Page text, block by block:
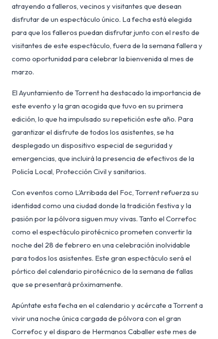
atrayendo a falleros, vecinos y visitantes que desean
disfrutar de un espectáculo único. La fecha está elegida
para que los falleros puedan disfrutar junto con el resto de
visitantes de este espectáculo, fuera de la semana fallera y
como oportunidad para celebrar la bienvenida al mes de
marzo.
El Ayuntamiento de Torrent ha destacado la importancia de
este evento y la gran acogida que tuvo en su primera
edición, lo que ha impulsado su repetición este año. Para
garantizar el disfrute de todos los asistentes, se ha
desplegado un dispositivo especial de seguridad y
emergencias, que incluirá la presencia de efectivos de la
Policía Local, Protección Civil y sanitarios.
Con eventos como L’Arribada del Foc, Torrent refuerza su
identidad como una ciudad donde la tradición festiva y la
pasión por la pólvora siguen muy vivas. Tanto el Correfoc
como el espectáculo pirotécnico prometen convertir la
noche del 28 de febrero en una celebración inolvidable
para todos los asistentes. Este gran espectáculo será el
pórtico del calendario pirotécnico de la semana de fallas
que se presentará próximamente.
Apúntate esta fecha en el calendario y acércate a Torrent a
vivir una noche única cargada de pólvora con el gran
Correfoc y el disparo de Hermanos Caballer este mes de